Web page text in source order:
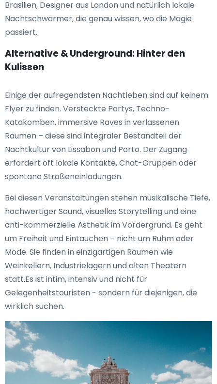
Brasilien, Designer aus London und natürlich lokale
Nachtschwärmer, die genau wissen, wo die Magie
passiert.
Alternative & Underground: Hinter den
Kulissen
Einige der aufregendsten Nachtleben sind auf keinem
Flyer zu finden. Versteckte Partys, Techno-
Katakomben, immersive Raves in verlassenen
Räumen – diese sind integraler Bestandteil der
Nachtkultur von Lissabon und Porto. Der Zugang
erfordert oft lokale Kontakte, Chat-Gruppen oder
spontane Straßeneinladungen.
Bei diesen Veranstaltungen stehen musikalische Tiefe,
hochwertiger Sound, visuelles Storytelling und eine
anti-kommerzielle Ästhetik im Vordergrund. Es geht
um Freiheit und Eintauchen – nicht um Ruhm oder
Mode. Sie finden in einzigartigen Räumen wie
Weinkellern, Industrielagern und alten Theatern
statt.Es ist intim, intensiv und nicht für
Gelegenheitstouristen - sondern für diejenigen, die
wirklich suchen.